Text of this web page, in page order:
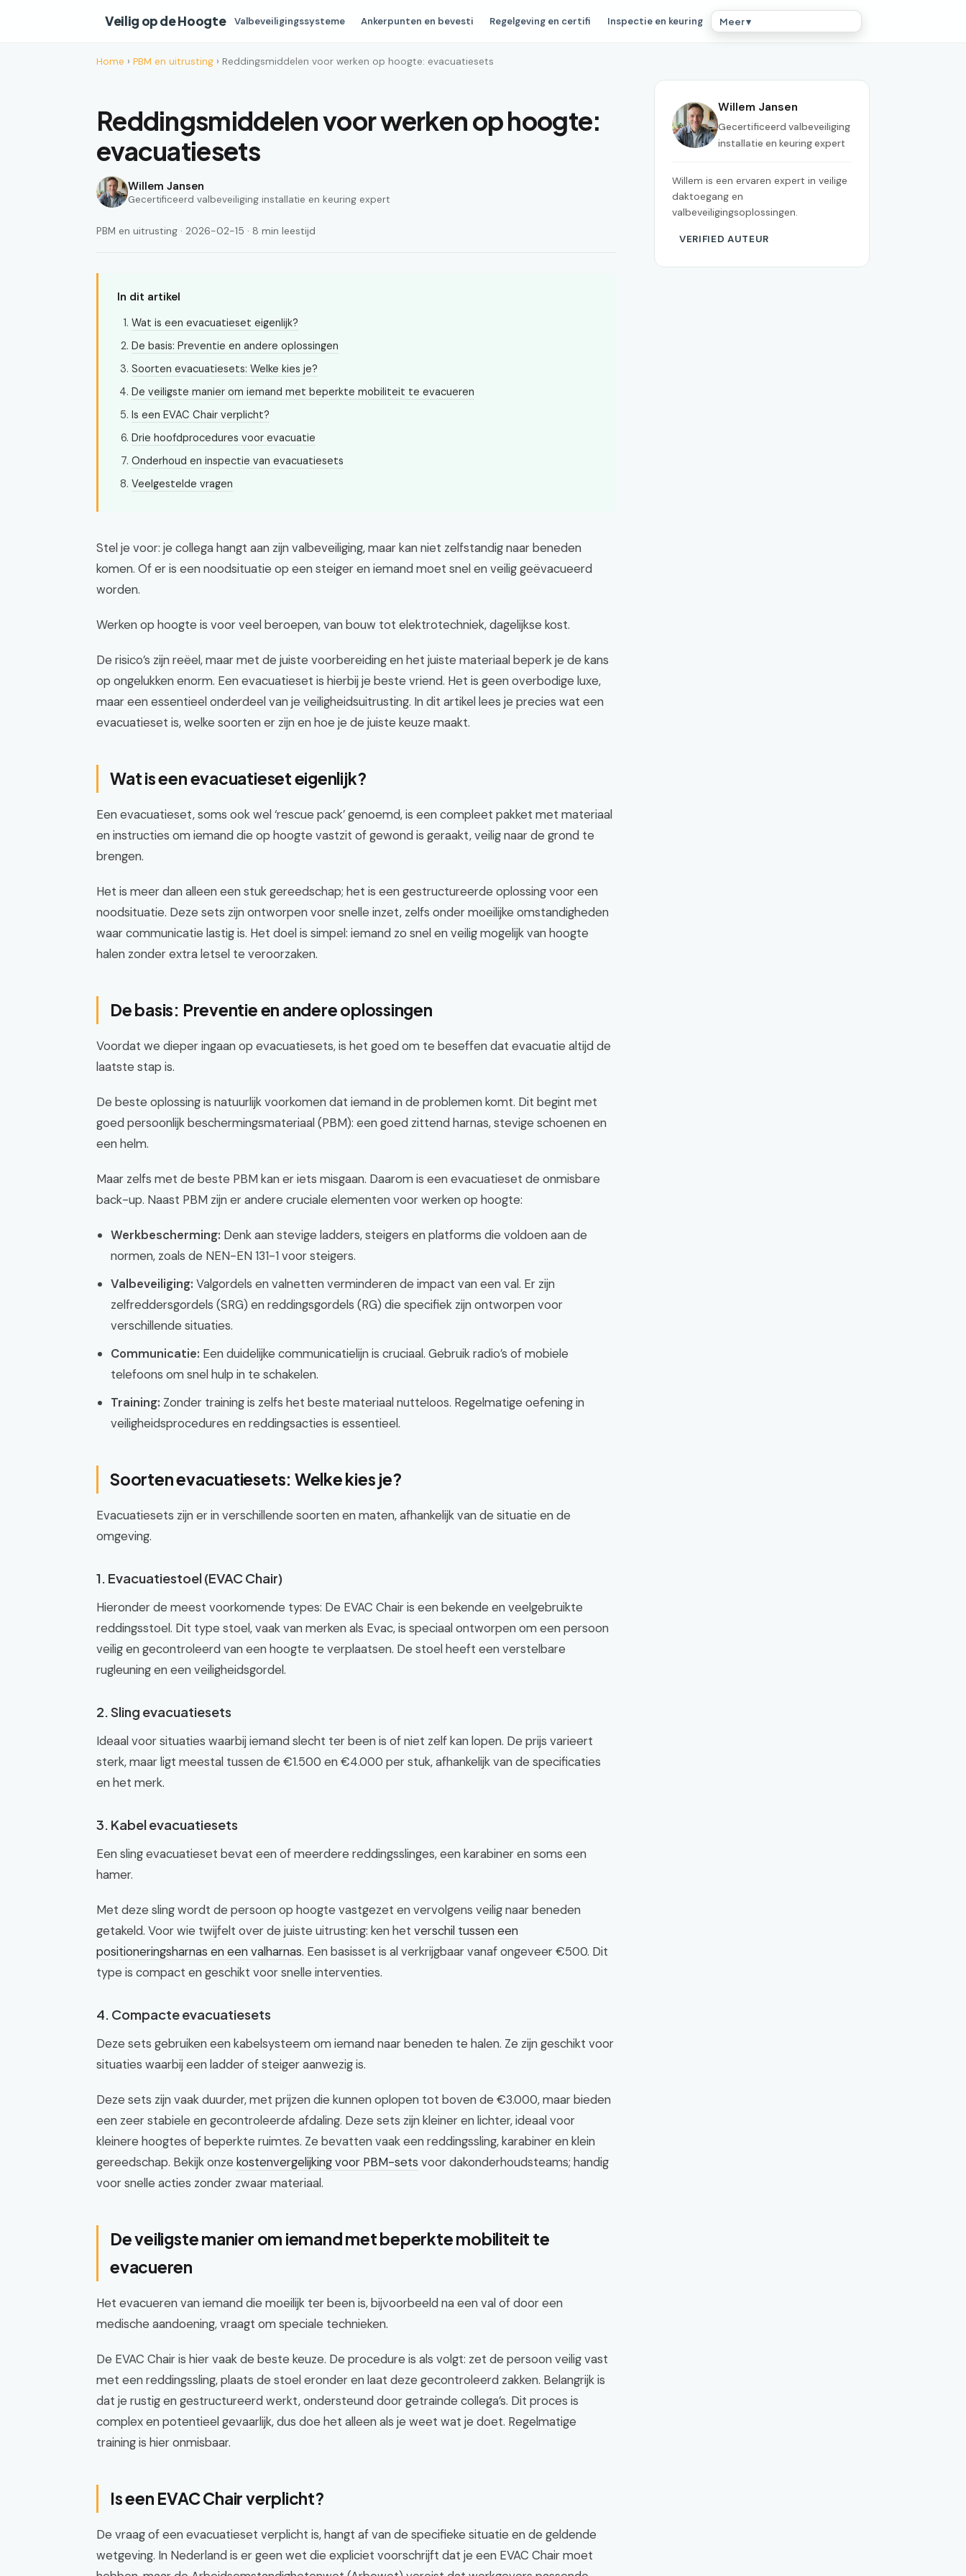
Veilig op de Hoogte Valbeveiligingssysteme Ankerpunten en bevesti Regelgeving en certifi Inspectie en keuring Meer ▾
Home › PBM en uitrusting › Reddingsmiddelen voor werken op hoogte: evacuatiesets
Reddingsmiddelen voor werken op hoogte:
evacuatiesets
Willem Jansen
Gecertificeerd valbeveiliging installatie en keuring expert
PBM en uitrusting · 2026-02-15 · 8 min leestijd
In dit artikel
Wat is een evacuatieset eigenlijk?
De basis: Preventie en andere oplossingen
Soorten evacuatiesets: Welke kies je?
De veiligste manier om iemand met beperkte mobiliteit te evacueren
Is een EVAC Chair verplicht?
Drie hoofdprocedures voor evacuatie
Onderhoud en inspectie van evacuatiesets
Veelgestelde vragen
Stel je voor: je collega hangt aan zijn valbeveiliging, maar kan niet zelfstandig naar beneden
komen. Of er is een noodsituatie op een steiger en iemand moet snel en veilig geëvacueerd
worden.
Werken op hoogte is voor veel beroepen, van bouw tot elektrotechniek, dagelijkse kost.
De risico’s zijn reëel, maar met de juiste voorbereiding en het juiste materiaal beperk je de kans
op ongelukken enorm. Een evacuatieset is hierbij je beste vriend. Het is geen overbodige luxe,
maar een essentieel onderdeel van je veiligheidsuitrusting. In dit artikel lees je precies wat een
evacuatieset is, welke soorten er zijn en hoe je de juiste keuze maakt.
Wat is een evacuatieset eigenlijk?
Een evacuatieset, soms ook wel ‘rescue pack’ genoemd, is een compleet pakket met materiaal
en instructies om iemand die op hoogte vastzit of gewond is geraakt, veilig naar de grond te
brengen.
Het is meer dan alleen een stuk gereedschap; het is een gestructureerde oplossing voor een
noodsituatie. Deze sets zijn ontworpen voor snelle inzet, zelfs onder moeilijke omstandigheden
waar communicatie lastig is. Het doel is simpel: iemand zo snel en veilig mogelijk van hoogte
halen zonder extra letsel te veroorzaken.
De basis: Preventie en andere oplossingen
Voordat we dieper ingaan op evacuatiesets, is het goed om te beseffen dat evacuatie altijd de
laatste stap is.
De beste oplossing is natuurlijk voorkomen dat iemand in de problemen komt. Dit begint met
goed persoonlijk beschermingsmateriaal (PBM): een goed zittend harnas, stevige schoenen en
een helm.
Maar zelfs met de beste PBM kan er iets misgaan. Daarom is een evacuatieset de onmisbare
back-up. Naast PBM zijn er andere cruciale elementen voor werken op hoogte:
Werkbescherming: Denk aan stevige ladders, steigers en platforms die voldoen aan de
normen, zoals de NEN-EN 131-1 voor steigers.
Valbeveiliging: Valgordels en valnetten verminderen de impact van een val. Er zijn
zelfreddersgordels (SRG) en reddingsgordels (RG) die specifiek zijn ontworpen voor
verschillende situaties.
Communicatie: Een duidelijke communicatielijn is cruciaal. Gebruik radio’s of mobiele
telefoons om snel hulp in te schakelen.
Training: Zonder training is zelfs het beste materiaal nutteloos. Regelmatige oefening in
veiligheidsprocedures en reddingsacties is essentieel.
Soorten evacuatiesets: Welke kies je?
Evacuatiesets zijn er in verschillende soorten en maten, afhankelijk van de situatie en de
omgeving.
1. Evacuatiestoel (EVAC Chair)
Hieronder de meest voorkomende types: De EVAC Chair is een bekende en veelgebruikte
reddingsstoel. Dit type stoel, vaak van merken als Evac, is speciaal ontworpen om een persoon
veilig en gecontroleerd van een hoogte te verplaatsen. De stoel heeft een verstelbare
rugleuning en een veiligheidsgordel.
2. Sling evacuatiesets
Ideaal voor situaties waarbij iemand slecht ter been is of niet zelf kan lopen. De prijs varieert
sterk, maar ligt meestal tussen de €1.500 en €4.000 per stuk, afhankelijk van de specificaties
en het merk.
3. Kabel evacuatiesets
Een sling evacuatieset bevat een of meerdere reddingsslinges, een karabiner en soms een
hamer.
Met deze sling wordt de persoon op hoogte vastgezet en vervolgens veilig naar beneden
getakeld. Voor wie twijfelt over de juiste uitrusting: ken het verschil tussen een
positioneringsharnas en een valharnas. Een basisset is al verkrijgbaar vanaf ongeveer €500. Dit
type is compact en geschikt voor snelle interventies.
4. Compacte evacuatiesets
Deze sets gebruiken een kabelsysteem om iemand naar beneden te halen. Ze zijn geschikt voor
situaties waarbij een ladder of steiger aanwezig is.
Deze sets zijn vaak duurder, met prijzen die kunnen oplopen tot boven de €3.000, maar bieden
een zeer stabiele en gecontroleerde afdaling. Deze sets zijn kleiner en lichter, ideaal voor
kleinere hoogtes of beperkte ruimtes. Ze bevatten vaak een reddingssling, karabiner en klein
gereedschap. Bekijk onze kostenvergelijking voor PBM-sets voor dakonderhoudsteams; handig
voor snelle acties zonder zwaar materiaal.
De veiligste manier om iemand met beperkte mobiliteit te
evacueren
Het evacueren van iemand die moeilijk ter been is, bijvoorbeeld na een val of door een
medische aandoening, vraagt om speciale technieken.
De EVAC Chair is hier vaak de beste keuze. De procedure is als volgt: zet de persoon veilig vast
met een reddingssling, plaats de stoel eronder en laat deze gecontroleerd zakken. Belangrijk is
dat je rustig en gestructureerd werkt, ondersteund door getrainde collega’s. Dit proces is
complex en potentieel gevaarlijk, dus doe het alleen als je weet wat je doet. Regelmatige
training is hier onmisbaar.
Is een EVAC Chair verplicht?
De vraag of een evacuatieset verplicht is, hangt af van de specifieke situatie en de geldende
wetgeving. In Nederland is er geen wet die expliciet voorschrijft dat je een EVAC Chair moet
Willem Jansen
Gecertificeerd valbeveiliging
installatie en keuring expert
Willem is een ervaren expert in veilige
daktoegang en
valbeveiligingsoplossingen.
VERIFIED AUTEUR